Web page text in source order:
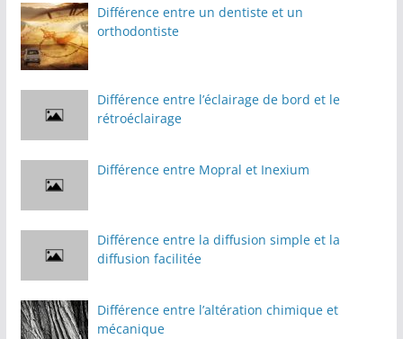
Différence entre un dentiste et un
orthodontiste
Différence entre l’éclairage de bord et le
rétroéclairage
Différence entre Mopral et Inexium
Différence entre la diffusion simple et la
diffusion facilitée
Différence entre l’altération chimique et
mécanique